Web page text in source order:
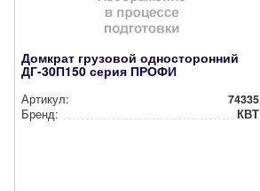
Домкрат грузовой односторонний
ДГ-30П150 серия ПРОФИ
Артикул:
74335
Бренд:
КВТ